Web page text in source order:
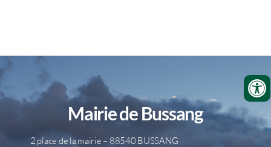
Mairie de Bussang
2 place de la mairie – 88540 BUSSANG